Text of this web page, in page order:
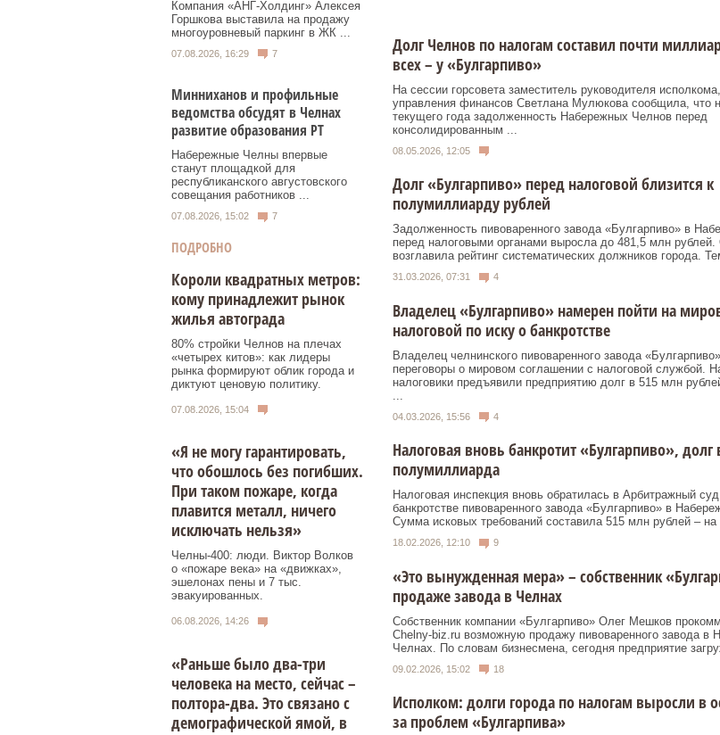
Компания «АНГ-Холдинг» Алексея
Горшкова выставила на продажу
многоуровневый паркинг в ЖК ...
07.08.2026, 16:29 7
Минниханов и профильные
ведомства обсудят в Челнах
развитие образования РТ
Набережные Челны впервые
станут площадкой для
республиканского августовского
совещания работников ...
07.08.2026, 15:02 7
ПОДРОБНО
Короли квадратных метров:
кому принадлежит рынок
жилья автограда
80% стройки Челнов на плечах
«четырех китов»: как лидеры
рынка формируют облик города и
диктуют ценовую политику.
07.08.2026, 15:04
«Я не могу гарантировать,
что обошлось без погибших.
При таком пожаре, когда
плавится металл, ничего
исключать нельзя»
Челны-400: люди. Виктор Волков
о «пожаре века» на «движках»,
эшелонах пены и 7 тыс.
эвакуированных.
06.08.2026, 14:26
«Раньше было два-три
человека на место, сейчас –
полтора-два. Это связано с
демографической ямой, в
Долг Челнов по налогам составил почти
всех – у «Булгарпиво»
На сессии горсовета заместитель руководителя
управления финансов Светлана Мулюкова сообщила, что
текущего года задолженность Набережных Челнов перед
консолидированным ...
08.05.2026, 12:05
Долг «Булгарпиво» перед налоговой близится к
полумиллиарду рублей
Задолженность пивоваренного завода «Булгарпиво» в
перед налоговыми органами выросла до 481,5 млн рублей.
возглавила рейтинг систематических должников города.
31.03.2026, 07:31 4
Владелец «Булгарпиво» намерен пойти на
налоговой по иску о банкротстве
Владелец челнинского пивоваренного завода
переговоры о мировом соглашении с налоговой службой.
налоговики предъявили предприятию долг в 515 млн
04.03.2026, 15:56 4
Налоговая вновь банкротит «Булгарпиво»,
полумиллиарда
Налоговая инспекция вновь обратилась в Арбитражный
банкротстве пивоваренного завода «Булгарпиво» в
Сумма исковых требований составила 515 млн рублей –
18.02.2026, 12:10 9
«Это вынужденная мера» – собственник
продаже завода в Челнах
Собственник компании «Булгарпиво» Олег Мешков
Chelny‑biz.ru возможную продажу пивоваренного завода в
Челнах. По словам бизнесмена, сегодня предприятие
09.02.2026, 15:02 18
Исполком: долги города по налогам выросли в
за проблем «Булгарпива»